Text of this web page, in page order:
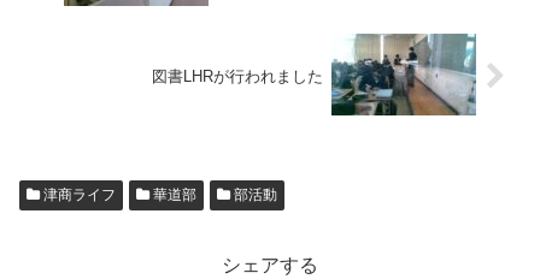
図書LHRが行われました
津商ライフ 華道部 部活動
シェアする